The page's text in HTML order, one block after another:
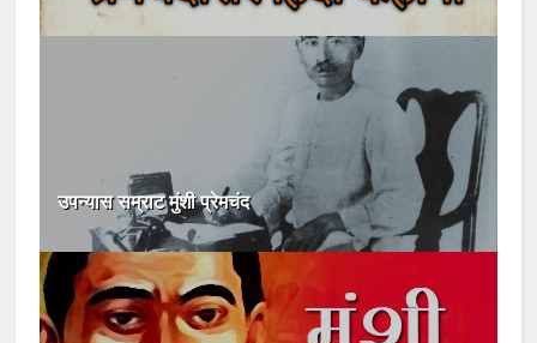
उपन्यास सम्राट मुंशी प्रेमचंद